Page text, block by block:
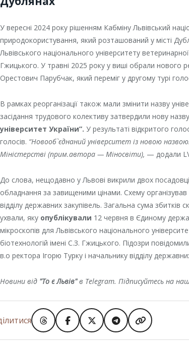
У вересні 2024 року рішенням Кабміну Львівський
природокористування, який розташований у місті
Львівського національного університету
Гжицького. У травні 2025 року у виші обрали нового
Орестович Парубчак, який переміг у другому турі
В рамках реорганізації також мали змінити назву
засідання трудового колективу затвердили нову
університет України”. У результаті відкритого
голосів. “Новооб`єднаний університет із новою
Міністерстві (прим.автора — Міносвіти), — додали
До слова, нещодавно у Львові викрили двох
обладнання за завищеними цінами. Схему
відділу державних закупівель. Загальна сума
ухвали, яку опублікували 12 червня в Єдиному
мікроскопів для Львівського національного
біотехнологій імені С.З. Гжицького. Підозри
в.о ректора Ігорю Турку і начальнику відділу
Новини від "То є Львів"в Telegram. Підписуйтесь на